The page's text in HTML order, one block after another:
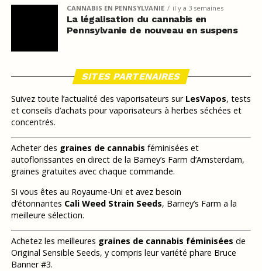
CANNABIS EN PENNSYLVANIE il y a 3 semaines
La légalisation du cannabis en
Pennsylvanie de nouveau en suspens
SITES PARTENAIRES
Suivez toute l’actualité des vaporisateurs sur LesVapos, tests
et conseils d’achats pour vaporisateurs à herbes séchées et
concentrés.
Acheter des graines de cannabis féminisées et
autoflorissantes en direct de la Barney’s Farm d’Amsterdam,
graines gratuites avec chaque commande.
Si vous êtes au Royaume-Uni et avez besoin
d’étonnantes Cali Weed Strain Seeds, Barney’s Farm a la
meilleure sélection.
Achetez les meilleures graines de cannabis féminisées de
Original Sensible Seeds, y compris leur variété phare Bruce
Banner #3.